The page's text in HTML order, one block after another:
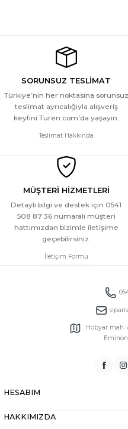
699 TL
YENİ
699 TL 699 TL
SORUNSUZ TESLİMAT
Türkiye’nin her noktasına sorunsuz
teslimat ayrıcalığıyla alışveriş
keyfini Turen.com’da yaşayın.
Teslimat Hakkında
MÜŞTERİ HİZMETLERİ
Detaylı bilgi ve destek için 0541
508 87 36 numaralı müşteri
hattımızdan bizimle iletişime
geçebilirsiniz.
İletişim Formu
Hobyar mah.
HESABIM
HAKKIMIZDA